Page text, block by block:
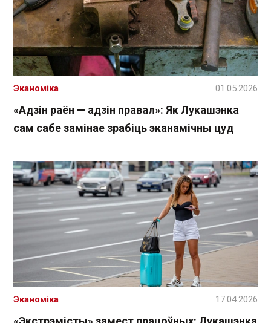
«Адзін раён — адзін правал»: Як Лукашэнка
сам сабе замінае зрабіць эканамічны цуд
Эканоміка 01.05.2026
Эканоміка 17.04.2026